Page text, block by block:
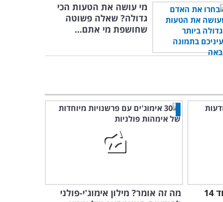
מי עושה את הטעות הכי
גדולה? שאלה פשוטה
שחושפת מי אתם...
סרט כחול תוצרת הארץ ועוד 14
מה זה אומר? מילון אימוג'י-פולני